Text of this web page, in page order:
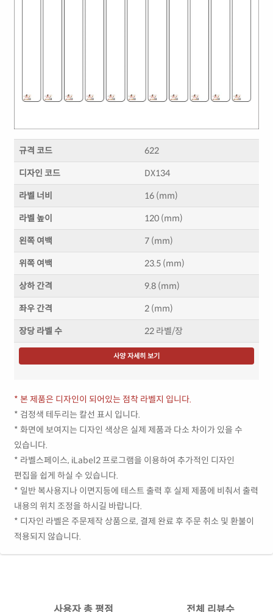
규격 코드 622
디자인 코드 DX134
라벨 너비 16 (mm)
라벨 높이 120 (mm)
왼쪽 여백 7 (mm)
위쪽 여백 23.5 (mm)
상하 간격 9.8 (mm)
좌우 간격 2 (mm)
장당 라벨 수 22 라벨/장
사양 자세히 보기
* 본 제품은 디자인이 되어있는 점착 라벨지 입니다.
* 검정색 테두리는 칼선 표시 입니다.
* 화면에 보여지는 디자인 색상은 실제 제품과 다소 차이가 있을 수
있습니다.
* 라벨스페이스, iLabel2 프로그램을 이용하여 추가적인 디자인
편집을 쉽게 하실 수 있습니다.
* 일반 복사용지나 이면지등에 테스트 출력 후 실제 제품에 비춰서 출력
내용의 위치 조정을 하시길 바랍니다.
* 디자인 라벨은 주문제작 상품으로, 결제 완료 후 주문 취소 및 환불이
적용되지 않습니다.
사용자 총 평점 전체 리뷰수